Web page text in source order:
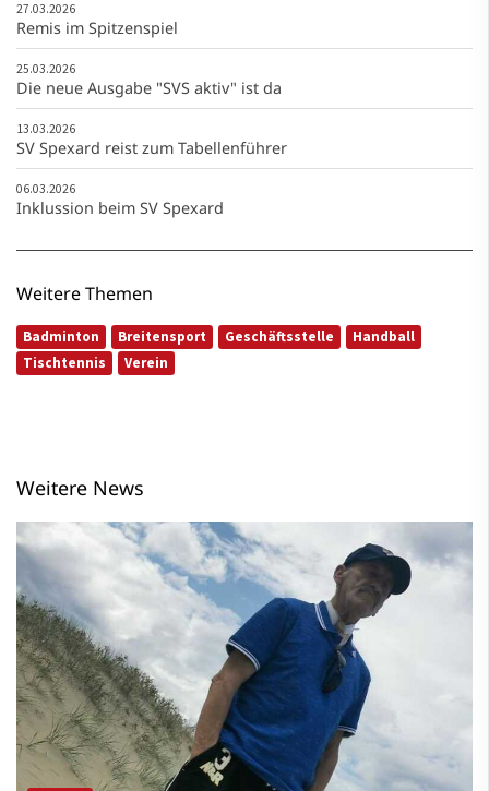
27.03.2026
Remis im Spitzenspiel
25.03.2026
Die neue Ausgabe "SVS aktiv" ist da
13.03.2026
SV Spexard reist zum Tabellenführer
06.03.2026
Inklussion beim SV Spexard
Weitere Themen
Badminton Breitensport Geschäftsstelle
Handball
Tischtennis
Verein
Weitere News